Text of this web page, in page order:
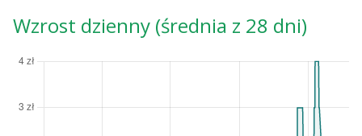
Wzrost dzienny (średnia z 28 dni)